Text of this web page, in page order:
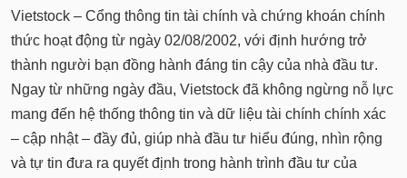
Vietstock – Cổng thông tin tài chính và chứng khoán chính
thức hoạt động từ ngày 02/08/2002, với định hướng trở
thành người bạn đồng hành đáng tin cậy của nhà đầu tư.
Ngay từ những ngày đầu, Vietstock đã không ngừng nỗ lực
mang đến hệ thống thông tin và dữ liệu tài chính chính xác
– cập nhật – đầy đủ, giúp nhà đầu tư hiểu đúng, nhìn rộng
và tự tin đưa ra quyết định trong hành trình đầu tư của